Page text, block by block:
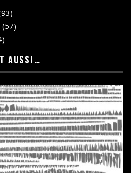
(57)
AUSSI…